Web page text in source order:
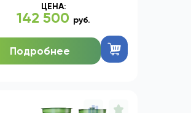
ЦЕНА:
142 500 руб.
Подробнее